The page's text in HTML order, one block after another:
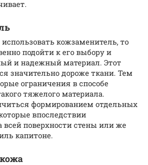
кожзаменитель, то
подойти к его выбору и
и надежный материал. Этот
значительно дороже ткани. Тем
ограничения в способе
тяжелого материала.
формированием отдельных
впоследствии
всей поверхности стены или же
капитоне.